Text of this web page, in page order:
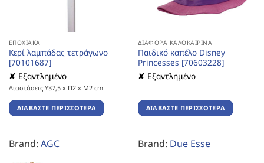
ΕΠΟΧΙΑΚΆ
Κερί λαμπάδας τετράγωνο
[70101687]
✘ Εξαντλημένο
Διαστάσεις:Υ37,5 x Π2 x Μ2 cm
ΔΙΑΒΆΣΤΕ ΠΕΡΙΣΣΌΤΕΡΑ
Brand: AGC
ΔΙΆΦΟΡΑ ΚΑΛΟΚΑΙΡΙΝΆ
Παιδικό καπέλο Disney
Princesses [70603228]
✘ Εξαντλημένο
ΔΙΑΒΆΣΤΕ ΠΕΡΙΣΣΌΤΕΡΑ
Brand: Due Esse